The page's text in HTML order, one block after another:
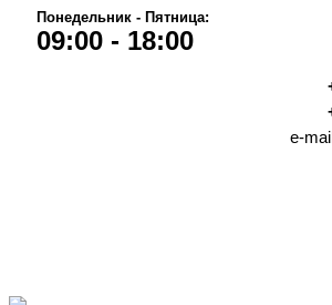
Понедельник - Пятница:
09:00 - 18:00
e-